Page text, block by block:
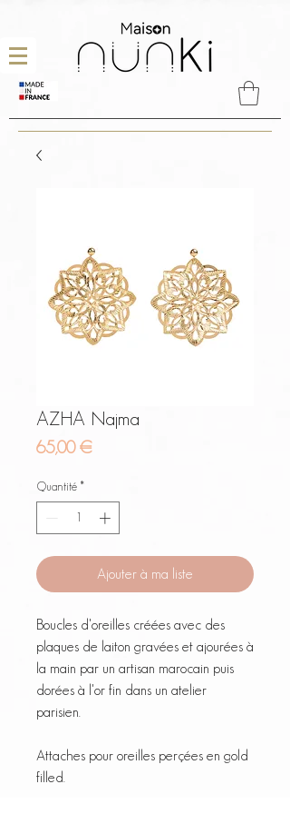
AZHA Najma
65,00 €Prix
Quantité *
Ajouter à ma liste
Boucles d'oreilles créées avec des
plaques de laiton gravées et ajourées à
la main par un artisan marocain puis
dorées à l'or fin dans un atelier
parisien.
Attaches pour oreilles perçées en gold
filled.